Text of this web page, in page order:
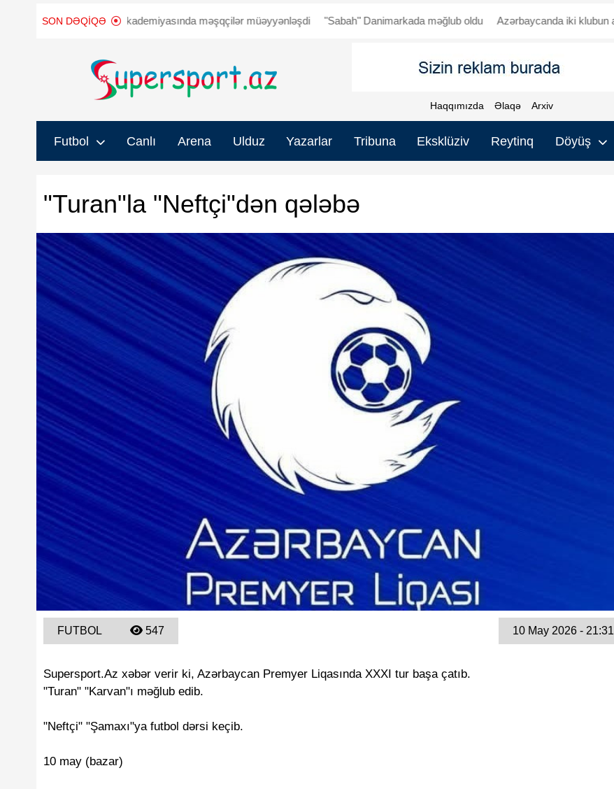
SON DƏQIQƏ
“Qarabağ” akademiyasında məşqçilər müəyyənləşdi "Sabah" Danimarkada məğlub oldu Azərbaycanda iki klubun adı dəyişdi
Haqqımızda Əlaqə Arxiv
Futbol Canlı Arena Ulduz Yazarlar Tribuna Eksklüziv Reytinq Döyüş
"Turan"la "Neftçi"dən qələbə
FUTBOL 547 10 May 2026 - 21:31
Supersport.Az xəbər verir ki, Azərbaycan Premyer Liqasında XXXI tur başa çatıb.
"Turan" "Karvan"ı məğlub edib.
"Neftçi" "Şamaxı"ya futbol dərsi keçib.
10 may (bazar)